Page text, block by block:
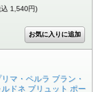
1,540円)
マ・ペルラ ブラン・
ルドネ ブリュット ポー